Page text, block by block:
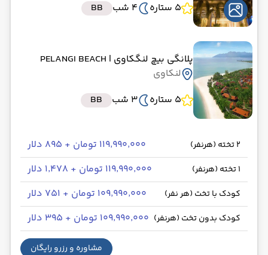
5 ستاره
4 شب BB
پلانگی بیچ لنگکاوی | PELANGI BEACH
لنکاوی
5 ستاره
3 شب BB
2 تخته (هرنفر) ۱۱۹٬۹۹۰٬۰۰۰ تومان + ۸۹۵ دلار
1 تخته (هرنفر) ۱۱۹٬۹۹۰٬۰۰۰ تومان + ۱٬۴۷۸ دلار
کودک با تخت (هر نفر) ۱۰۹٬۹۹۰٬۰۰۰ تومان + ۷۵۱ دلار
کودک بدون تخت (هرنفر) ۱۰۹٬۹۹۰٬۰۰۰ تومان + ۳۹۵ دلار
مشاوره و رزرو رایگان